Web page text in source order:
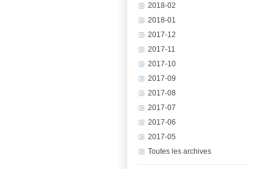
2018-02
2018-01
2017-12
2017-11
2017-10
2017-09
2017-08
2017-07
2017-06
2017-05
Toutes les archives